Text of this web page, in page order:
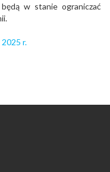
w stanie ograniczać
r.